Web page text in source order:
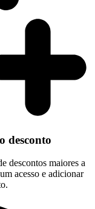
desconto
descontos maiores a
acesso e adicionar